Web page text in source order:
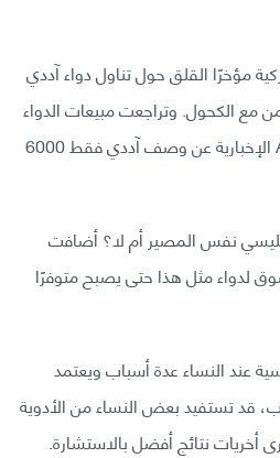
مؤخرًا القلق حول تناول دواء آددي
مع الكحول. وتراجعت مبيعات الدواء
بسبب ذلك، إذ ذكرت وكالة AP الإخبارية عن وصف آددي فقط 6000
نفس المصير أم لا؟ أضافت
لدواء مثل هذا حتى يصبح متوفرًا
عند النساء عدة أسباب ويعتمد
قد تستفيد بعض النساء من الأدوية
أخريات نتائج أفضل بالاستشارة.